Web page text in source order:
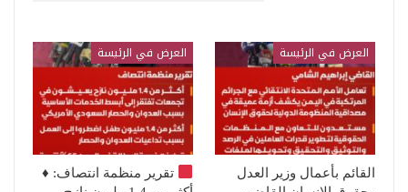
العرض في الرئيسة
القائم بأعمال وزير العدل
العرض في الرئيسة
تقرير منظمة انتصاف: ♦️